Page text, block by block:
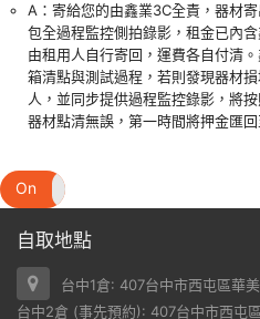
A：寄給您的由鑫業3C全責，器材
包全過程監控側拍錄影，租金已內
由租用人自行寄回，運費各自付清
箱清點與測試過程，若則發現器材
人，並同步提供過程監控錄影，將
器材點清無誤，第一時間將押金匯回
On
自取地點
台中1倉: 407台中市西屯區華
台中2倉 (事先預約): 407台中市西屯